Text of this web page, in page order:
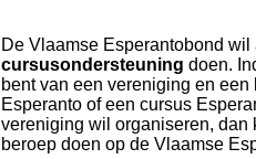
De Vlaamse Esperantobond wil
cursusondersteuning doen.
bent van een vereniging en een
Esperanto of een cursus
vereniging wil organiseren, dan
beroep doen op de Vlaamse